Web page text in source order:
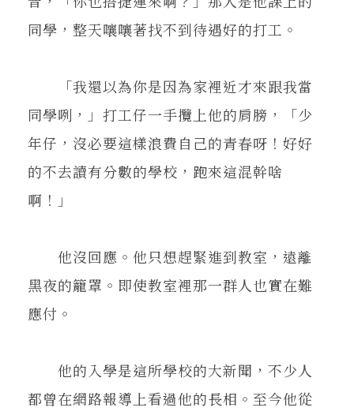
同學，整天嚷嚷著找不到待遇好的打工。
「我還以為你是因為家裡近才來跟我當
同學咧，」打工仔一手攬上他的肩膀，「少
年仔，沒必要這樣浪費自己的青春呀！好好
的不去讀有分數的學校，跑來這混幹啥
啊！」
他沒回應。他只想趕緊進到教室，遠離
黑夜的籠罩。即使教室裡那一群人也實在難
應付。
他的入學是這所學校的大新聞，不少人
都曾在網路報導上看過他的長相。至今他從